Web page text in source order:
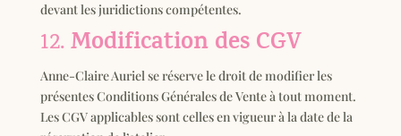
devant les juridictions compétentes.
12.Modification des CGV
Anne-Claire Auriel se réserve le droit de modifier les
présentes Conditions Générales de Vente à tout moment.
Les CGV applicables sont celles en vigueur à la date de la